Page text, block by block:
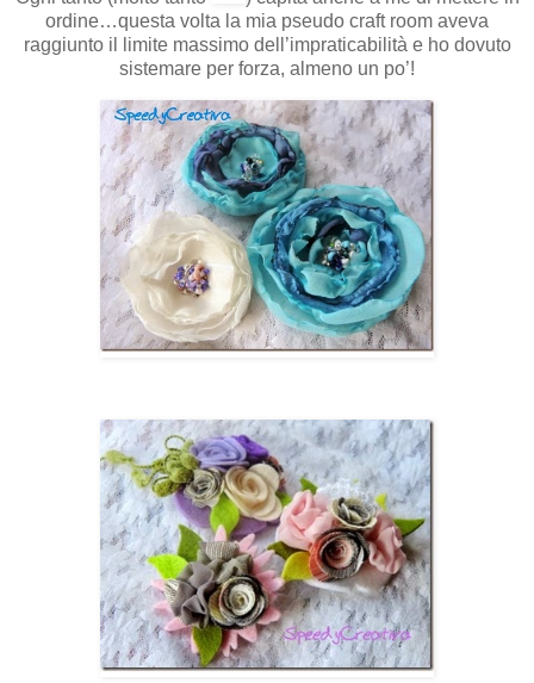
ordine…questa volta la mia pseudo craft room aveva
raggiunto il limite massimo dell’impraticabilità e ho dovuto
sistemare per forza, almeno un po’!